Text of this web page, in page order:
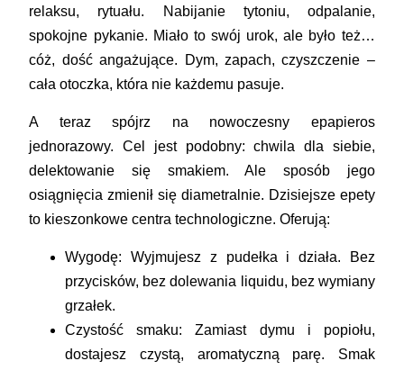
relaksu, rytuału. Nabijanie tytoniu, odpalanie,
spokojne pykanie. Miało to swój urok, ale było też…
cóż, dość angażujące. Dym, zapach, czyszczenie –
cała otoczka, która nie każdemu pasuje.
A teraz spójrz na nowoczesny epapieros
jednorazowy. Cel jest podobny: chwila dla siebie,
delektowanie się smakiem. Ale sposób jego
osiągnięcia zmienił się diametralnie. Dzisiejsze epety
to kieszonkowe centra technologiczne. Oferują:
Wygodę: Wyjmujesz z pudełka i działa. Bez
przycisków, bez dolewania liquidu, bez wymiany
grzałek.
Czystość smaku: Zamiast dymu i popiołu,
dostajesz czystą, aromatyczną parę. Smak